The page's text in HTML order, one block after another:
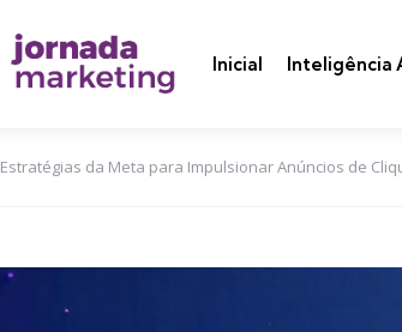
Inicial Inteligência
Estratégias da Meta para Impulsionar Anúncios de